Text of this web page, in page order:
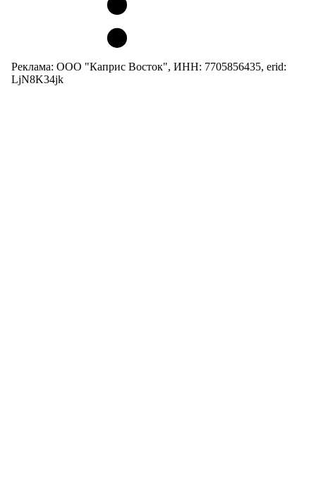
Реклама: ООО "Каприс Восток", ИНН: 7705856435, erid:
LjN8K34jk